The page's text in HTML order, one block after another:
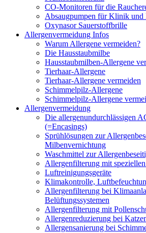
CO-Monitoren für die
Absaugpumpen für Klinik und
Oxynasor Sauerstoffbrille
Allergenvermeidung Infos
Warum Allergene vermeiden?
Die Hausstaubmilbe
Hausstaubmilben-Allergene
Tierhaar-Allergene
Tierhaar-Allergene vermeiden
Schimmelpilz-Allergene
Schimmelpilz-Allergene
Allergenvermeidung
Die allergenundurchlässigen
(=Encasings)
Sprühlösungen zur
Milbenvernichtung
Waschmittel zur
Allergenfilterung mit speziellen
Luftreinigungsgeräte
Klimakontrolle,
Allergenfilterung bei
Belüftungssystemen
Allergenfilterung mit
Allergenreduzierung bei
Allergensanierung bei